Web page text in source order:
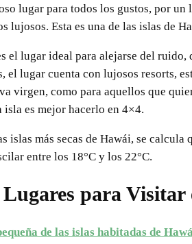
lugar para todos los gustos, por
lujosos. Esta es una de las islas de
el lugar ideal para alejarse del
el lugar cuenta con lujosos resorts,
virgen, como para aquellos que
es mejor hacerlo en 4×4.
islas más secas de Hawái, se
entre los 18°C y los 22°C.
Lugares para Visitar
de las islas habitadas de